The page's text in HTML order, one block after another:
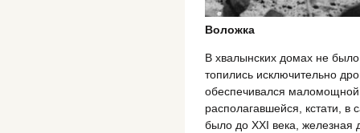
Воложка
В хвалынских домах не
топились исключительно
обеспечивался маломощной
располагавшейся, кстати, в
было до ХХI века, железная